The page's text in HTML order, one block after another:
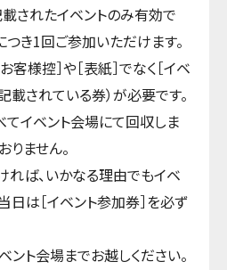
載されたイベントのみ有効で
つき1回ご参加いただけます。
様控］や［表紙］でなく［イベ
載されている券）が必要です。
てイベント会場にて回収しま
りません。
れば、いかなる理由でもイベ
日は［イベント参加券］を必ず
ト会場までお越しください。